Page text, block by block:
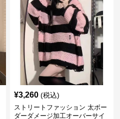
¥3,260 (税込)
ストリートファッション 太ボー
ダーダメージ加工オーバーサイ